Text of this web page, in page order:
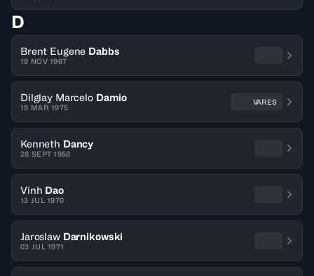
D
Brent Eugene Dabbs
19 NOV 1967
Dilglay Marcelo Damio
19 MAR 1975
VARES
Kenneth Dancy
28 SEPT 1958
Vinh Dao
13 JUL 1970
Jaroslaw Darnikowski
03 JUL 1971